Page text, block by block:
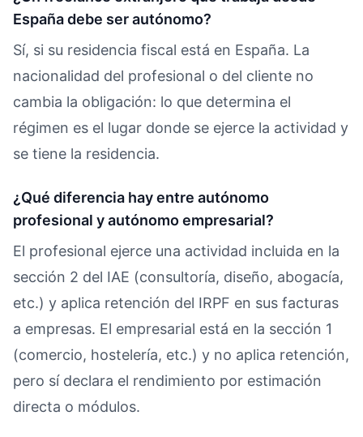
España debe ser autónomo?
Sí, si su residencia fiscal está en España. La
nacionalidad del profesional o del cliente no
cambia la obligación: lo que determina el
régimen es el lugar donde se ejerce la actividad y
se tiene la residencia.
¿Qué diferencia hay entre autónomo
profesional y autónomo empresarial?
El profesional ejerce una actividad incluida en la
sección 2 del IAE (consultoría, diseño, abogacía,
etc.) y aplica retención del IRPF en sus facturas
a empresas. El empresarial está en la sección 1
(comercio, hostelería, etc.) y no aplica retención,
pero sí declara el rendimiento por estimación
directa o módulos.